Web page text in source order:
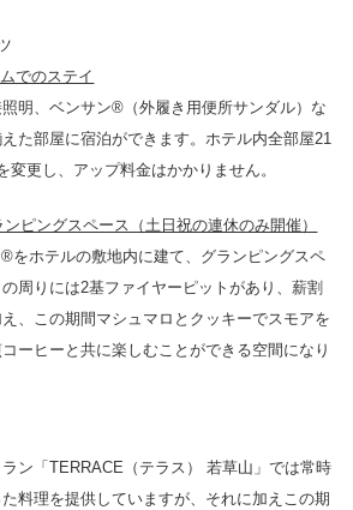
でのステイ
明、ベンサン®（外履き用便所サンダル）な
た部屋に宿泊ができます。ホテル内全部屋21
変更し、アップ料金はかかりません。
ピングスペース（土日祝の連休のみ開催）
をホテルの敷地内に建て、グランピングスペ
周りには2基ファイヤーピットがあり、薪割
、この期間マシュマロとクッキーでスモアを
ーヒーと共に楽しむことができる空間になり
ン「TERRACE（テラス） 若草山」では常時
料理を提供していますが、それに加えこの期